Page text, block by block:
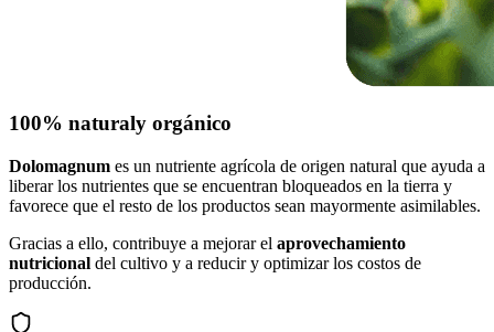
100% naturaly orgánico
Dolomagnum es un nutriente agrícola de origen natural que ayuda a
liberar los nutrientes que se encuentran bloqueados en la tierra y
favorece que el resto de los productos sean mayormente asimilables.
Gracias a ello, contribuye a mejorar el aprovechamiento
nutricional del cultivo y a reducir y optimizar los costos de
producción.